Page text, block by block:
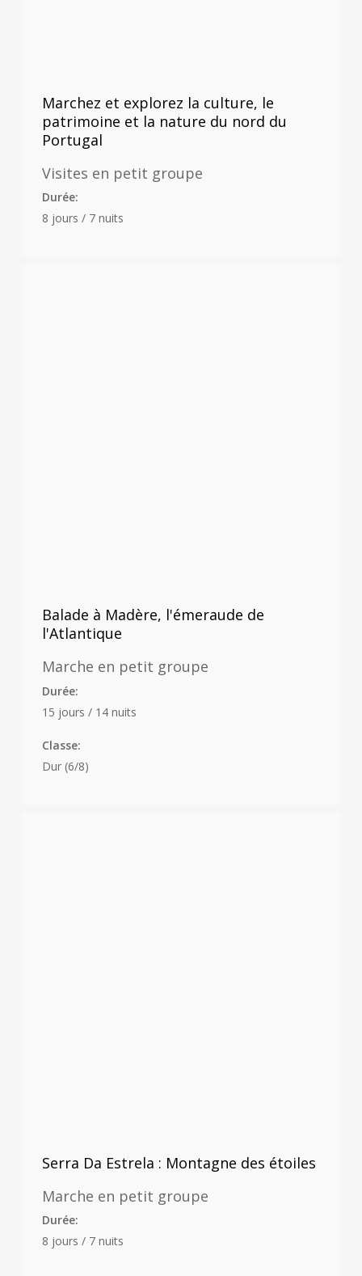
Marchez et explorez la culture, le
patrimoine et la nature du nord du
Portugal
Visites en petit groupe
Durée:
8 jours / 7 nuits
Balade à Madère, l'émeraude de
l'Atlantique
Marche en petit groupe
Durée:
15 jours / 14 nuits
Classe:
Dur (6/8)
Serra Da Estrela : Montagne des étoiles
Marche en petit groupe
Durée:
8 jours / 7 nuits